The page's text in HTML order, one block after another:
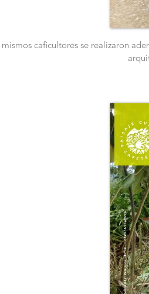
mismos caficultores se realizaron